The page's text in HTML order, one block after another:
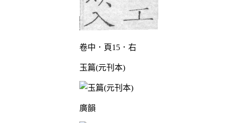
卷中．頁15．右
玉篇(元刊本)
廣韻